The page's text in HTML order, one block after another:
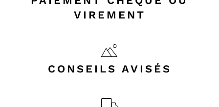
VIREMENT
CONSEILS AVISÉS